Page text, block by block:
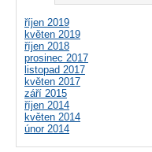
říjen 2019
květen 2019
říjen 2018
prosinec 2017
listopad 2017
květen 2017
září 2015
říjen 2014
květen 2014
únor 2014